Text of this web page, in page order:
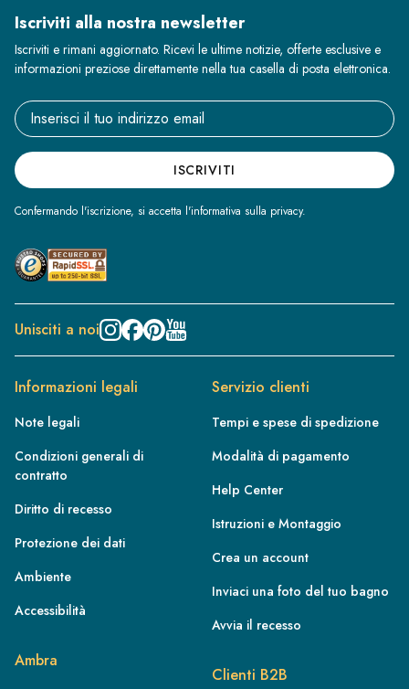
Iscriviti alla nostra newsletter
Iscriviti e rimani aggiornato. Ricevi le ultime notizie, offerte esclusive e
informazioni preziose direttamente nella tua casella di posta elettronica.
Email address
ISCRIVITI
Confermando l'iscrizione, si accetta l'informativa sulla privacy.
Unisciti a noi
Informazioni legali
Note legali
Condizioni generali di
contratto
Diritto di recesso
Protezione dei dati
Ambiente
Accessibilità
Ambra
Servizio clienti
Tempi e spese di spedizione
Modalità di pagamento
Help Center
Istruzioni e Montaggio
Crea un account
Inviaci una foto del tuo bagno
Avvia il recesso
Clienti B2B
IE